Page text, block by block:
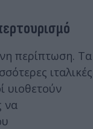
περίπτωση. Τα
ιταλικές
υιοθετούν
να